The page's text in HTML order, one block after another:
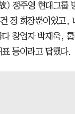
) 정주영 현대그룹
정 회장뿐이었고,
창업자 박재욱,
등이라고 답했다.